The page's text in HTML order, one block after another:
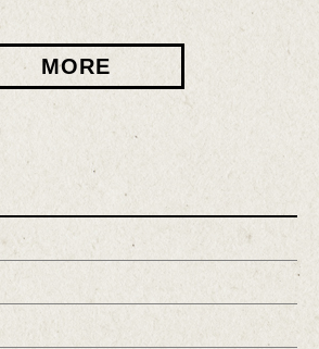
MORE